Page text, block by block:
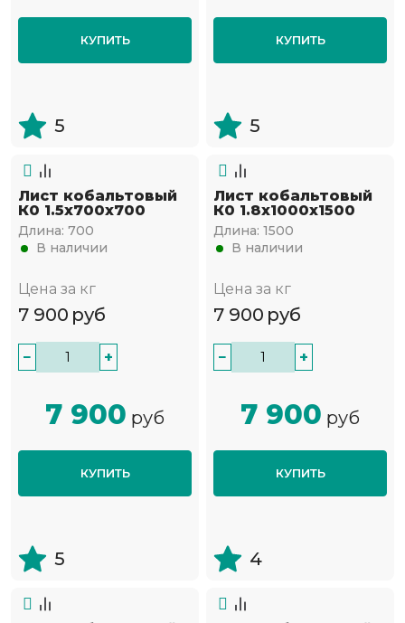
КУПИТЬ
5
КУПИТЬ
5
Лист кобальтовый
К0 1.5x700x700
Длина: 700
В наличии
Цена за кг
7 900 руб
− +
7 900 руб
КУПИТЬ
5
Лист кобальтовый
К0 1.8x1000x1500
Длина: 1500
В наличии
Цена за кг
7 900 руб
− +
7 900 руб
КУПИТЬ
4